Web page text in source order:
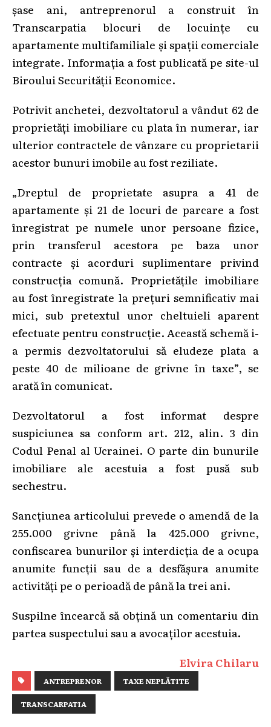
șase ani, antreprenorul a construit în
Transcarpatia blocuri de locuințe cu
apartamente multifamiliale și spații comerciale
integrate. Informația a fost publicată pe site-ul
Biroului Securității Economice.
Potrivit anchetei, dezvoltatorul a vândut 62 de
proprietăți imobiliare cu plata în numerar, iar
ulterior contractele de vânzare cu proprietarii
acestor bunuri imobile au fost reziliate.
„Dreptul de proprietate asupra a 41 de
apartamente și 21 de locuri de parcare a fost
înregistrat pe numele unor persoane fizice,
prin transferul acestora pe baza unor
contracte și acorduri suplimentare privind
construcția comună. Proprietățile imobiliare
au fost înregistrate la prețuri semnificativ mai
mici, sub pretextul unor cheltuieli aparent
efectuate pentru construcție. Această schemă i-
a permis dezvoltatorului să eludeze plata a
peste 40 de milioane de grivne în taxe”, se
arată în comunicat.
Dezvoltatorul a fost informat despre
suspiciunea sa conform art. 212, alin. 3 din
Codul Penal al Ucrainei. O parte din bunurile
imobiliare ale acestuia a fost pusă sub
sechestru.
Sancțiunea articolului prevede o amendă de la
255.000 grivne până la 425.000 grivne,
confiscarea bunurilor și interdicția de a ocupa
anumite funcții sau de a desfășura anumite
activități pe o perioadă de până la trei ani.
Suspilne încearcă să obțină un comentariu din
partea suspectului sau a avocaților acestuia.
Elvira Chilaru
ANTREPRENOR TAXE NEPLĂTITE
TRANSCARPATIA